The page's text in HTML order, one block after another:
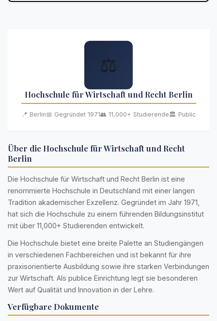
⚖️
Hochschule für Wirtschaft und Recht Berlin
📍 Berlin📅 Gegründet 1971👥 11,000+ Studierende🏛️ Public
Über die Hochschule für Wirtschaft und Recht
Berlin
Die Hochschule für Wirtschaft und Recht Berlin ist eine
renommierte Hochschule in Deutschland mit einer langen
Tradition akademischer Exzellenz. Gegründet im Jahr 1971,
hat sich die Hochschule zu einem führenden Bildungsinstitut
mit über 11,000+ Studierenden entwickelt.
Die Hochschule bietet eine breite Palette an Studiengängen
in verschiedenen Fachbereichen und ist bekannt für ihre
praxisorientierte Ausbildung sowie ihre starken Verbindungen
zur Wirtschaft. Als publice Einrichtung legt sie besonderen
Wert auf Qualität und Innovation in der Lehre.
Verfügbare Dokumente